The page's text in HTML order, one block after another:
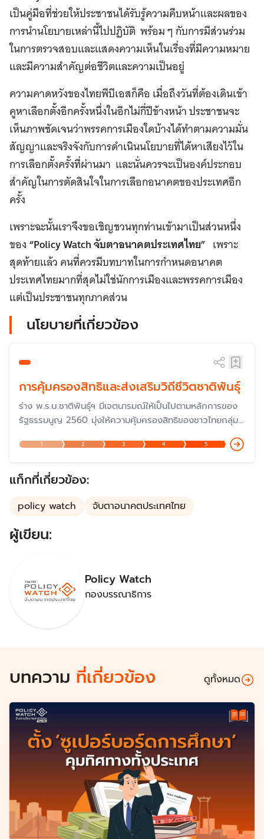
เป็นคู่มือที่ช่วยให้ประชาชนได้รับรู้ความคืบหน้าและผลของ
การนำนโยบายเหล่านี้ไปปฏิบัติ พร้อม ๆ กับการมีส่วนร่วม
ในการตรวจสอบและแสดงความเห็นในเรื่องที่มีความหมาย
และมีความสำคัญต่อชีวิตและความเป็นอยู่
ความคาดหวังของไทยพีบีเอสก็คือ เมื่อถึงวันที่ต้องเดินเข้า
คูหาเลือกตั้งอีกครั้งหนึ่งในอีกไม่กี่ปีข้างหน้า ประชาชนจะ
เห็นภาพชัดเจนว่าพรรคการเมืองใดบ้างได้ทำตามความมั่น
สัญญาและจริงจังกับการดำเนินนโยบายที่ได้หาเสียงไว้ใน
การเลือกตั้งครั้งที่ผ่านมา และนั่นควรจะเป็นองค์ประกอบ
สำคัญในการตัดสินใจในการเลือกอนาคตของประเทศอีก
ครั้ง
เพราะฉะนั้นเราจึงขอเชิญชวนทุกท่านเข้ามาเป็นส่วนหนึ่ง
ของ“Policy Watchจับตาอนาคตประเทศไทย” เพราะ
สุดท้ายแล้ว คนที่ควรมีบทบาทในการกำหนดอนาคต
ประเทศไทยมากที่สุดไม่ใช่นักการเมืองและพรรคการเมือง
แต่เป็นประชาชนทุกภาคส่วน
นโยบายที่เกี่ยวข้อง
การคุ้มครองสิทธิและส่งเสริมวิถีชีวิตชาติพันธุ์
ร่าง พ.ร.บ.ชาติพันธุ์ฯ มีเจตนารมณ์ให้เป็นไปตามหลักการของ
รัฐธรรมนูญ 2560 มุ่งให้ความคุ้มครองสิทธิของชาวไทยกลุ่ม
ประเทศ
1 2 3 4 5
แท็กที่เกี่ยวข้อง:
policy watch จับตาอนาคตประเทศไทย
ผู้เขียน:
Policy Watch
กองบรรณาธิการ
บทความ ที่เกี่ยวข้อง ดูทั้งหมด